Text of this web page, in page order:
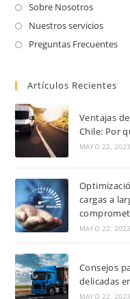
Sobre Nosotros
Nuestros servicios
Preguntas Frecuentes
Artículos Recientes
Ventajas
Chile: Por
MAYO 22, 2023
cargas a
MAYO 22, 2023
Consejos
delicadas
MAYO 22, 2023